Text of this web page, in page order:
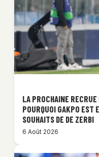
LA PROCHAINE
POURQUOI GAKPO EST
SOUHAITS DE DE ZERBI
6 Août 2026